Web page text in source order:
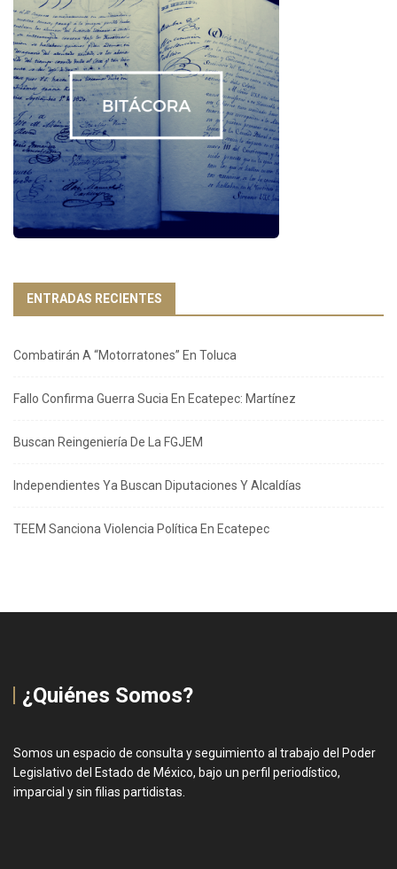
ENTRADAS RECIENTES
Combatirán A “Motorratones” En Toluca
Fallo Confirma Guerra Sucia En Ecatepec: Martínez
Buscan Reingeniería De La FGJEM
Independientes Ya Buscan Diputaciones Y Alcaldías
TEEM Sanciona Violencia Política En Ecatepec
¿Quiénes Somos?
Somos un espacio de consulta y seguimiento al trabajo del Poder
Legislativo del Estado de México, bajo un perfil periodístico,
imparcial y sin filias partidistas.